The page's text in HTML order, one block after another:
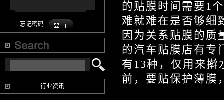
忘记密码
行业资讯
的贴膜时间需要 1
难就难在是否够细
因为关系贴膜的质
的汽车贴膜店有专
有 13种，仅用来擀
前，要贴保护薄膜